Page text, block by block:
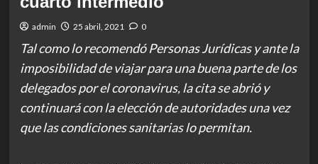
admin 25 abril, 2021 0
Tal como lo recomendó Personas Jurídicas y ante la
imposibilidad de viajar para una buena parte de los
delegados por el coronavirus, la cita se abrió y
continuará con la elección de autoridades una vez
que las condiciones sanitarias lo permitan.